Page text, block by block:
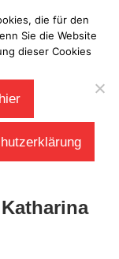
die für den
Sie die Website
dieser Cookies